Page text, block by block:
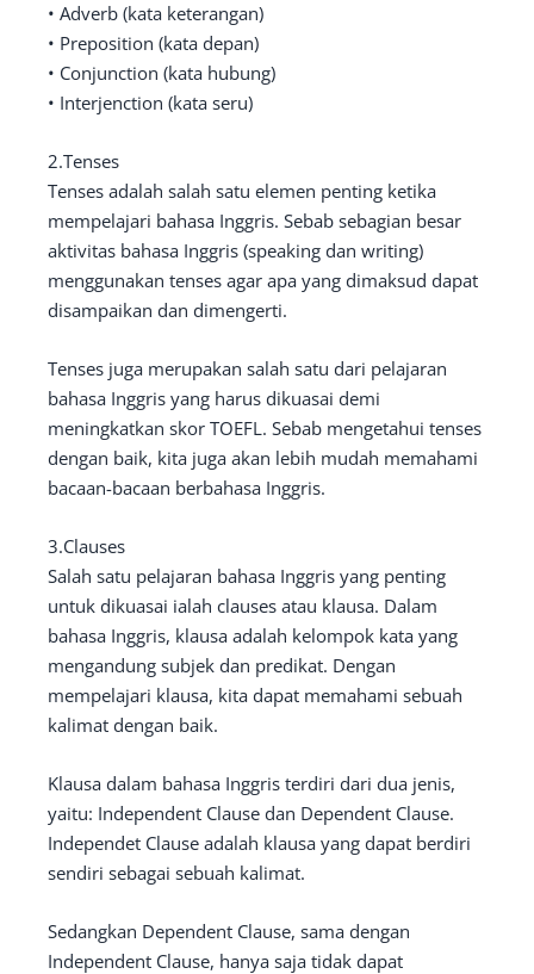
• Adverb (kata keterangan)
• Preposition (kata depan)
• Conjunction (kata hubung)
• Interjenction (kata seru)
2.Tenses
Tenses adalah salah satu elemen penting ketika
mempelajari bahasa Inggris. Sebab sebagian besar
aktivitas bahasa Inggris (speaking dan writing)
menggunakan tenses agar apa yang dimaksud dapat
disampaikan dan dimengerti.
Tenses juga merupakan salah satu dari pelajaran
bahasa Inggris yang harus dikuasai demi
meningkatkan skor TOEFL. Sebab mengetahui tenses
dengan baik, kita juga akan lebih mudah memahami
bacaan-bacaan berbahasa Inggris.
3.Clauses
Salah satu pelajaran bahasa Inggris yang penting
untuk dikuasai ialah clauses atau klausa. Dalam
bahasa Inggris, klausa adalah kelompok kata yang
mengandung subjek dan predikat. Dengan
mempelajari klausa, kita dapat memahami sebuah
kalimat dengan baik.
Klausa dalam bahasa Inggris terdiri dari dua jenis,
yaitu: Independent Clause dan Dependent Clause.
Independet Clause adalah klausa yang dapat berdiri
sendiri sebagai sebuah kalimat.
Sedangkan Dependent Clause, sama dengan
Independent Clause, hanya saja tidak dapat